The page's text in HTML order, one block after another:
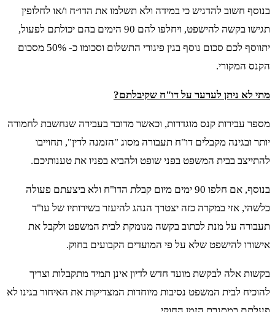
בנוסף חשוב להדגיש כי במידה ולא תשלמו את הדו״ח ו/או לחלופין
תגישו בקשה להישפט, ויחלפו להם 90 הימים בהם יכולתם לפעול,
יתווסף לכם סכום נוסף בגין פיגורי התשלום וסכומו כ- 50% מסכום
הקנס המקורי.
מתי לא ניתן לערער על דו"ח שקיבלתם?
מספר עבירות קנס מוגדרות, וכאשר מדובר בעבירה שנחשבת לחמורה
יותר ובגינה מקבלים דו"ח תעבורה מסוג "הזמנה לדין", תחוייבו
להתייצב בבית המשפט בפני שופט ולהביא בפניו את טענותיכם.
בנוסף, אם חלפו 90 ימים מיום קבלת הדו"ח ולא ביצעתם פעולה
כלשהי, אזי במקרה כזה יצטרך הנהג להיעזר בשירותיו של עו"ד
תעבורה על מנת לכתוב בקשה מנומקת לבית המשפט ולקבל את
אישורו להישפט שלא על פי המועדים הקבועים בחוק.
בקשות אלה לבקשת מועד חדש לדיון אינן תמיד מתקבלות וצריך
להוכיח לבית המשפט נסיבות מיוחדות המצדיקות את האיחור בגינו לא